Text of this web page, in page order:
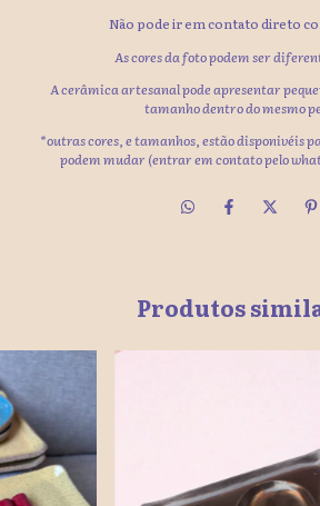
Não pode ir em contato direto
As cores da foto podem ser
A cerâmica artesanal pode apresentar
tamanho dentro do mesmo
*outras cores, e tamanhos, estão disponivéis
podem mudar (entrar em contato pelo
Produtos